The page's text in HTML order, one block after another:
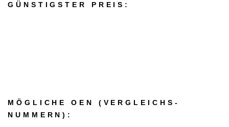
GÜNSTIGSTER PREIS:
MÖGLICHE OEN (VERGLEICHS­
NUMMERN):